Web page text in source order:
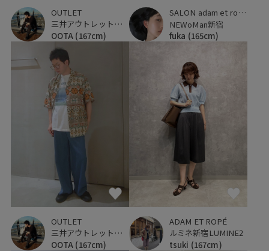
OUTLET
三井アウトレットパーク 横浜ベイサイド
OOTA (167cm)
SALON adam et ropé
NEWoMan新宿
fuka (165cm)
OUTLET
三井アウトレットパーク 横浜ベイサイド
OOTA (167cm)
ADAM ET ROPÉ
ルミネ新宿LUMINE2
tsuki (167cm)